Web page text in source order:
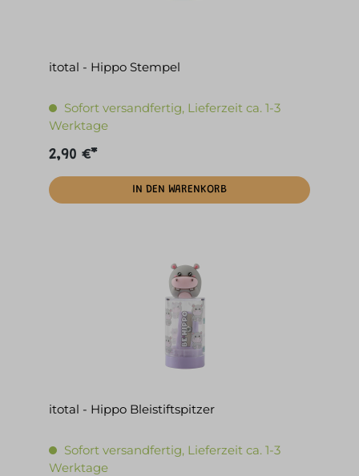
itotal - Hippo Stempel
Sofort versandfertig, Lieferzeit ca. 1-3
Werktage
2,90 €*
IN DEN WARENKORB
itotal - Hippo Bleistiftspitzer
Sofort versandfertig, Lieferzeit ca. 1-3
Werktage